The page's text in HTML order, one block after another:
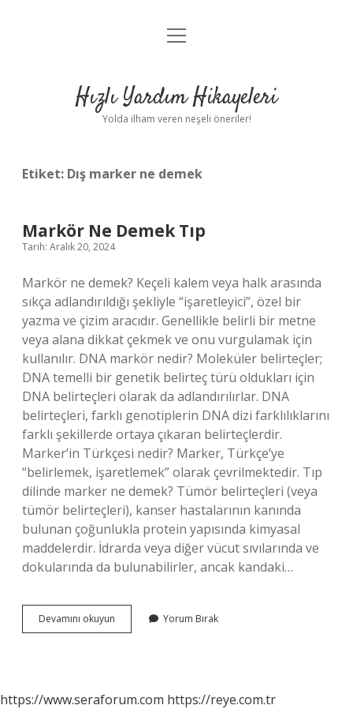
Anasayfa
Yasal Uyarı
menüyü
Hızlı Yardım Hikayeleri
Yolda ilham veren neşeli öneriler!
Etiket: Dış marker ne demek
Markör Ne Demek Tıp
Tarih: Aralık 20, 2024
Markör ne demek? Keçeli kalem veya halk arasında
sıkça adlandırıldığı şekliyle “işaretleyici”, özel bir
yazma ve çizim aracıdır. Genellikle belirli bir metne
veya alana dikkat çekmek ve onu vurgulamak için
kullanılır. DNA markör nedir? Moleküler belirteçler;
DNA temelli bir genetik belirteç türü oldukları için
DNA belirteçleri olarak da adlandırılırlar. DNA
belirteçleri, farklı genotiplerin DNA dizi farklılıklarını
farklı şekillerde ortaya çıkaran belirteçlerdir.
Marker’in Türkçesi nedir? Marker, Türkçe’ye
“belirlemek, işaretlemek” olarak çevrilmektedir. Tıp
dilinde marker ne demek? Tümör belirteçleri (veya
tümör belirteçleri), kanser hastalarının kanında
bulunan çoğunlukla protein yapısında kimyasal
maddelerdir. İdrarda veya diğer vücut sıvılarında ve
dokularında da bulunabilirler, ancak kandaki…
Devamını okuyun
Ne
Yorum Bırak
https://www.seraforum.com https://reye.com.tr